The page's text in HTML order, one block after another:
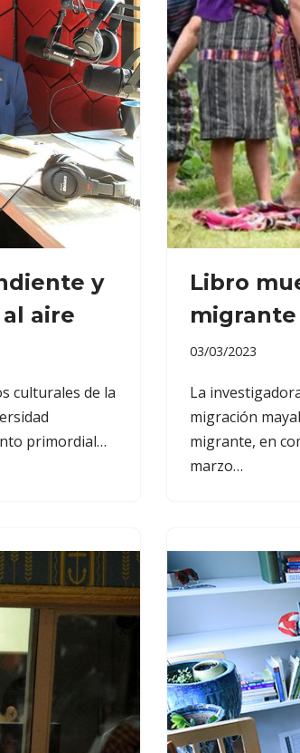
y
aire
culturales de la
primordial…
Libro
03/03/2023
La
migración
migrante, en
marzo…